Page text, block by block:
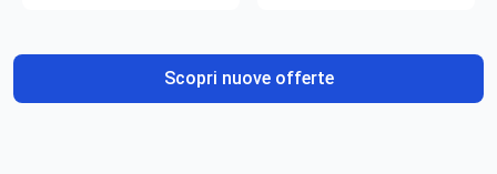
Scopri nuove offerte